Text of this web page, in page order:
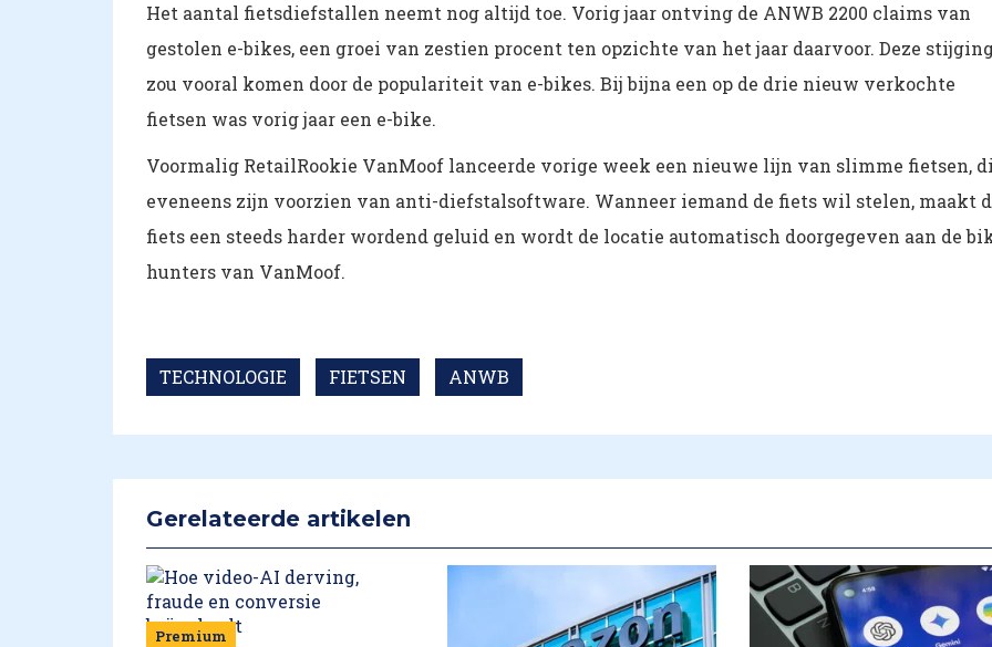
Het aantal fietsdiefstallen neemt nog altijd toe. Vorig jaar ontving de ANWB 2200 claims van
gestolen e-bikes, een groei van zestien procent ten opzichte van het jaar daarvoor. Deze
zou vooral komen door de populariteit van e-bikes. Bij bijna een op de drie nieuw verkochte
fietsen was vorig jaar een e-bike.
Voormalig RetailRookie VanMoof lanceerde vorige week een nieuwe lijn van slimme fietsen,
eveneens zijn voorzien van anti-diefstalsoftware. Wanneer iemand de fiets wil stelen, maakt
fiets een steeds harder wordend geluid en wordt de locatie automatisch doorgegeven aan de
hunters van VanMoof.
TECHNOLOGIE FIETSEN ANWB
Gerelateerde artikelen
Premium